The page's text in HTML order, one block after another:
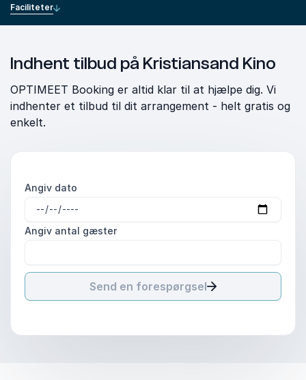
Faciliteter
Indhent tilbud på Kristiansand Kino
OPTIMEET Booking er altid klar til at hjælpe dig. Vi
indhenter et tilbud til dit arrangement - helt gratis og
enkelt.
Angiv dato
Angiv antal gæster
Send en forespørgsel